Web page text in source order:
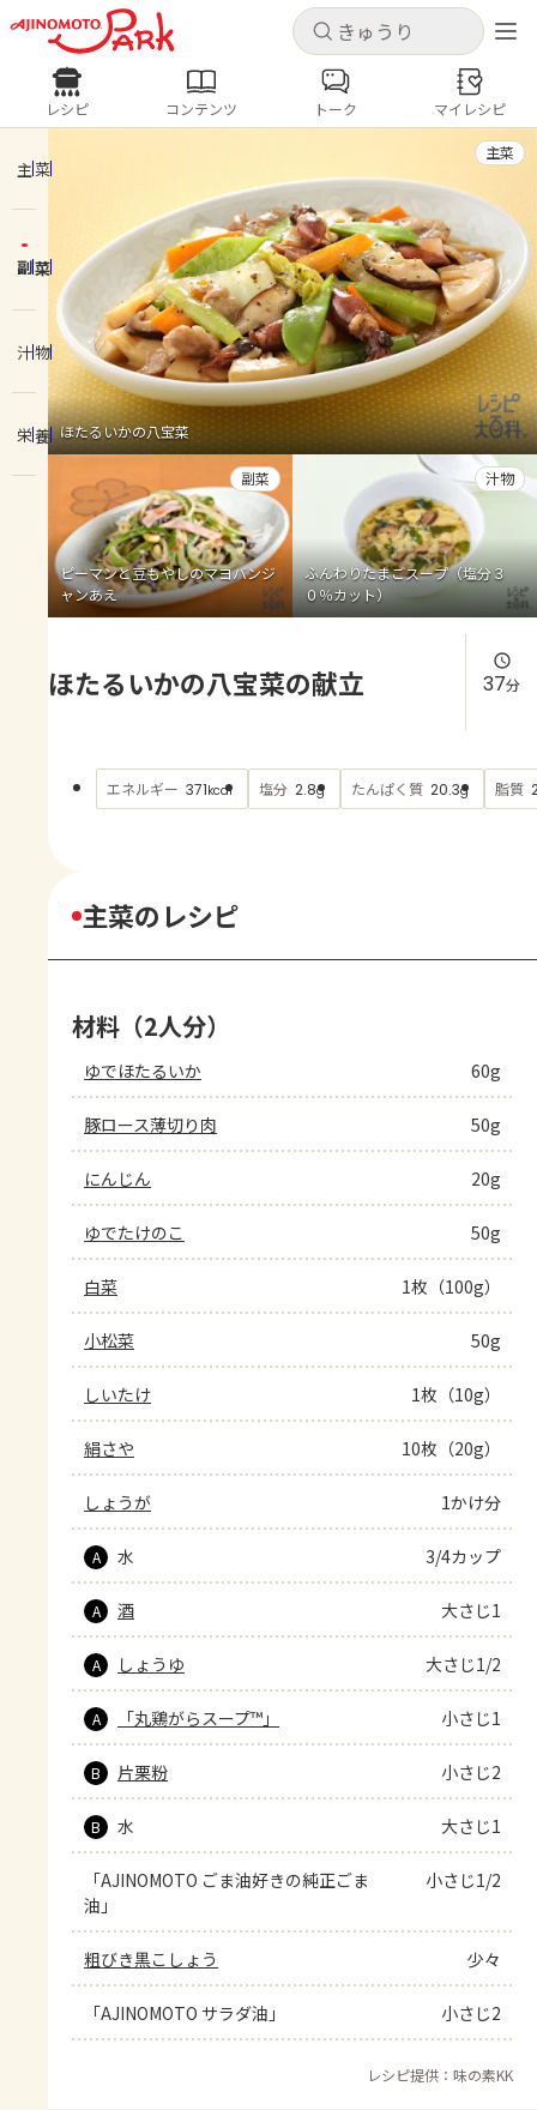
キャンセル
ログインするとレシピを保存できます
新規登録
ホーム
コンテンツ
レシピ
トーク
よくあるお問い合わせ
お買い物
AJINOMOTO PARK とは
キャンセル
レシピ コンテンツ
人気の食材・レシピ
きゅうり なす トマト
とうもろこし
ピーマン
みょうが ゴーヤ
レシピ コンテンツ トーク マイレシピ
主菜
副菜
汁物
栄養 ほたるいかの八宝菜
主菜
ピーマンと豆もやしのマヨバンジ
ャンあえ
副菜
ふんわりたまごスープ（塩分３
０％カット）
汁物
ほたるいかの八宝菜の献立 37分
エネルギー 371kcal 塩分 2.8g たんぱく質 20.3g 脂質
主菜のレシピ
材料（2人分）
ゆでほたるいか 60g
豚ロース薄切り肉 50g
にんじん 20g
ゆでたけのこ 50g
白菜 1枚（100g）
小松菜 50g
しいたけ 1枚（10g）
絹さや 10枚（20g）
しょうが 1かけ分
A 水 3/4カップ
A 酒 大さじ1
A しょうゆ 大さじ1/2
A 「丸鶏がらスープ™」 小さじ1
B 片栗粉 小さじ2
B 水 大さじ1
「AJINOMOTO ごま油好きの純正ごま
油」
小さじ1/2
粗びき黒こしょう 少々
「AJINOMOTO サラダ油」 小さじ2
レシピ提供：味の素KK